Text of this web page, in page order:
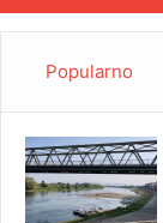
Popularno